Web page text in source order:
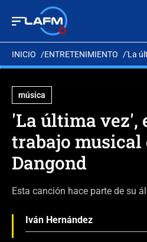
INICIO ENTRETENIMIENTO 'La
música
'La última vez',
trabajo musical
Dangond
Esta canción hace parte de su
Iván Hernández